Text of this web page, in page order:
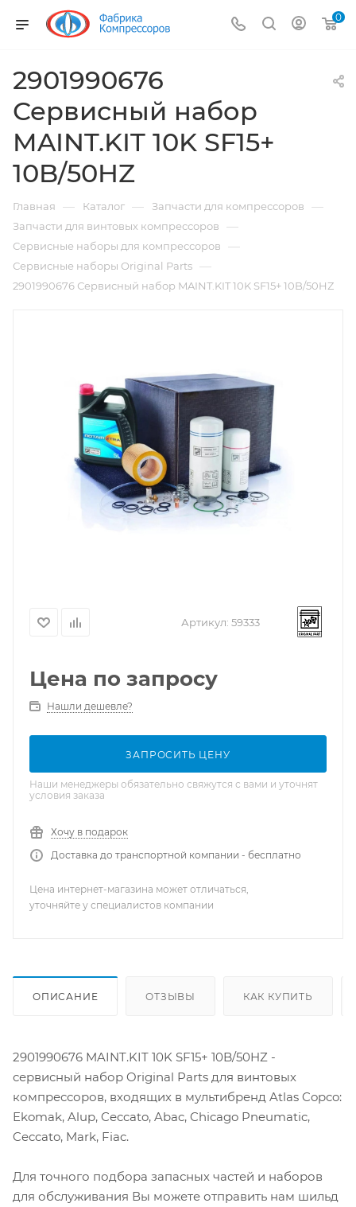
0
2901990676
Сервисный набор
MAINT.KIT 10K SF15+
10B/50HZ
Главная — Каталог — Запчасти для компрессоров —
Запчасти для винтовых компрессоров —
Сервисные наборы для компрессоров —
Сервисные наборы Original Parts —
2901990676 Сервисный набор MAINT.KIT 10K SF15+ 10B/50HZ
Артикул: 59333
Цена по запросу
Нашли дешевле?
ЗАПРОСИТЬ ЦЕНУ
Наши менеджеры обязательно свяжутся с вами и уточнят
условия заказа
Хочу в подарок
Доставка до транспортной компании - бесплатно
Цена интернет-магазина может отличаться,
уточняйте у специалистов компании
ОПИСАНИЕ ОТЗЫВЫ КАК КУПИТЬ
2901990676 MAINT.KIT 10K SF15+ 10B/50HZ -
сервисный набор Original Parts для винтовых
компрессоров, входящих в мультибренд Atlas Copco:
Ekomak, Alup, Ceccato, Abac, Chicago Pneumatic,
Ceccato, Mark, Fiac.
Для точного подбора запасных частей и наборов
для обслуживания Вы можете отправить нам шильд